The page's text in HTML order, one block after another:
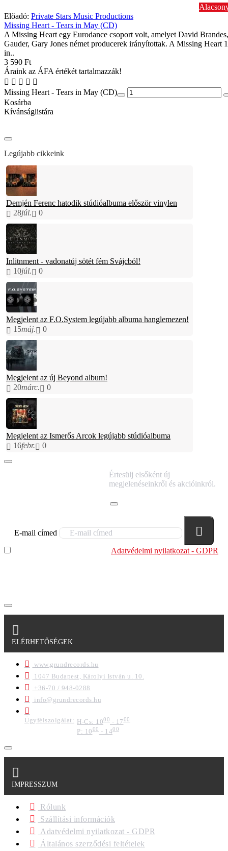
Előadó: Private Stars Music Productions
Missing Heart - Tears in May (CD)
A Missing Heart egy Eurodance csoport volt, amelyet David
Gauder, Gary Jones német producerek irányítottak. A Missing Heart
in..
3 590 Ft
Áraink az ÁFA értékét tartalmazzák!
Missing Heart - Tears in May (CD)
Kosárba
Kívánságlistára
Legújabb cikkeink
Demjén Ferenc hatodik stúdióalbuma először vinylen
28júl. 0
Inlitnment - vadonatúj sötét fém Svájcból!
10júl. 0
Megjelent az F.O.System legújabb albuma hanglemezen!
15máj. 0
Megjelent az új Beyond album!
20márc. 0
Megjelent az Ismerős Arcok legújabb stúdióalbuma
16febr. 0
Értesülj elsőként új
megjelenéseinkről és akcióinkról.
E-mail címed
Adatvédelmi nyilatkozat - GDPR
ELÉRHETŐSÉGEK
www.grundrecords.hu
1047 Budapest, Károlyi István u. 10.
+36-70 / 948-0288
info@grundrecords.hu
Ügyfélszolgálat: H-Cs: 1000 - 1700
P: 1000- 1400
IMPRESSZUM
Rólunk
Szállítási információk
Adatvédelmi nyilatkozat - GDPR
Általános szerződési feltételek